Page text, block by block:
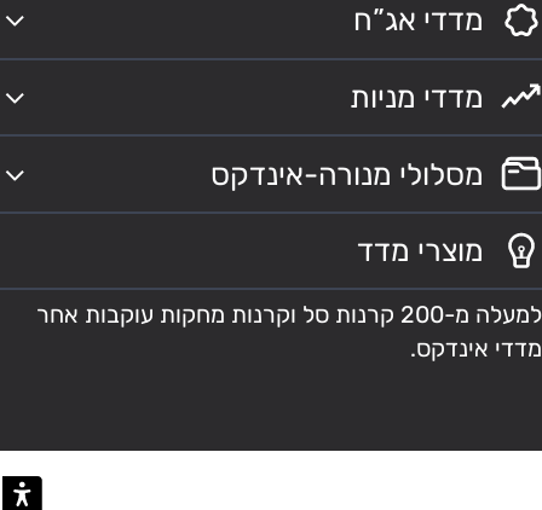
מדדי אג”ח
מדדי מניות
מסלולי מנורה-אינדקס
מוצרי מדד
למעלה מ-200 קרנות סל וקרנות מחקות עוקבות אחר
מדדי אינדקס.